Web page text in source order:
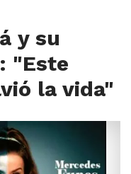
y su
"Este
la vida"